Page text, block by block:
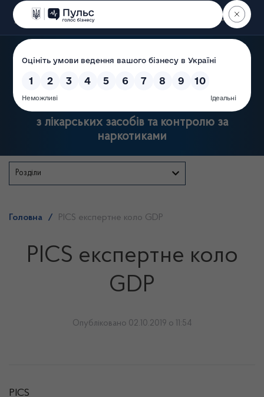
Пошук
Державна служба України
з лікарських засобів та контролю за
наркотиками
Розділи
Головна / PICS експертне коло GDP
PICS експертне коло
GDP
Опубліковано 02.10.2019 о 11:54
PICS